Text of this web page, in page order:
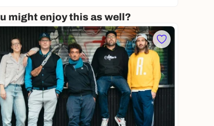
might enjoy this as well?